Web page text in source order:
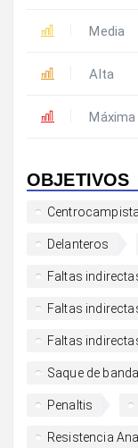
Media
Alta
Máxima
OBJETIVOS
Delanteros
Faltas
Faltas
Faltas
Saque de banda
Penaltis
Resistencia